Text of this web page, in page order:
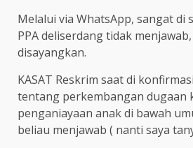
Melalui via WhatsApp, sangat di
PPA deliserdang tidak
disayangkan.
KASAT Reskrim saat di
tentang perkembangan dugaan
penganiayaan anak di bawah
beliau menjawab ( nanti saya